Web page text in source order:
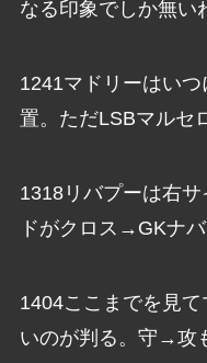
なる印象でしか無い
1241マドリーはい
置。ただLSBマルセ
1318リバプーは右
ドがクロス→GKナバ
1404ここまでを見
いのが判る。守→攻